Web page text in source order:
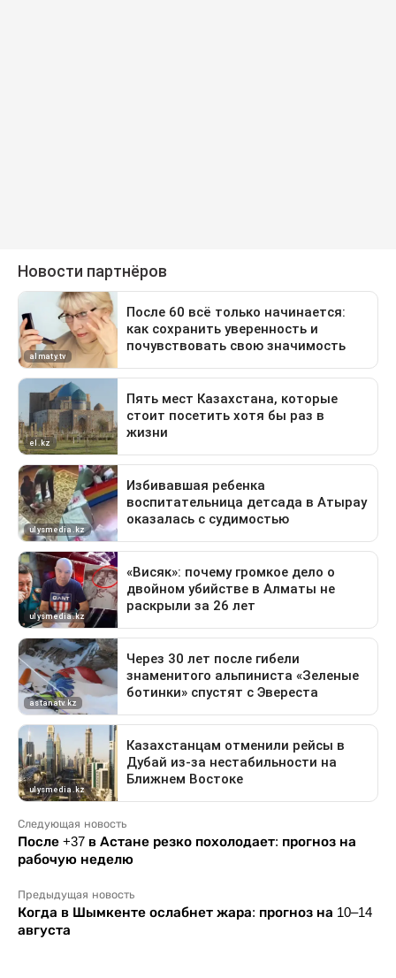
Следующая новость
После +37 в Астане резко похолодает: прогноз на
рабочую неделю
Предыдущая новость
Когда в Шымкенте ослабнет жара: прогноз на 10–14
августа